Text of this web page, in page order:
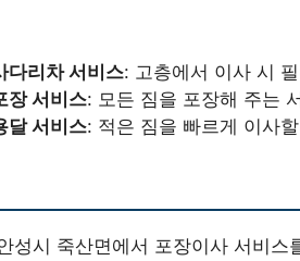
다리차 서비스: 고층에서 이사 시
장 서비스: 모든 짐을 포장해 주는
달 서비스: 적은 짐을 빠르게 이사
성시 죽산면에서 포장이사 서비